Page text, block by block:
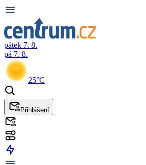
pátek 7. 8.
pá 7. 8.
25°C
Přihlášení